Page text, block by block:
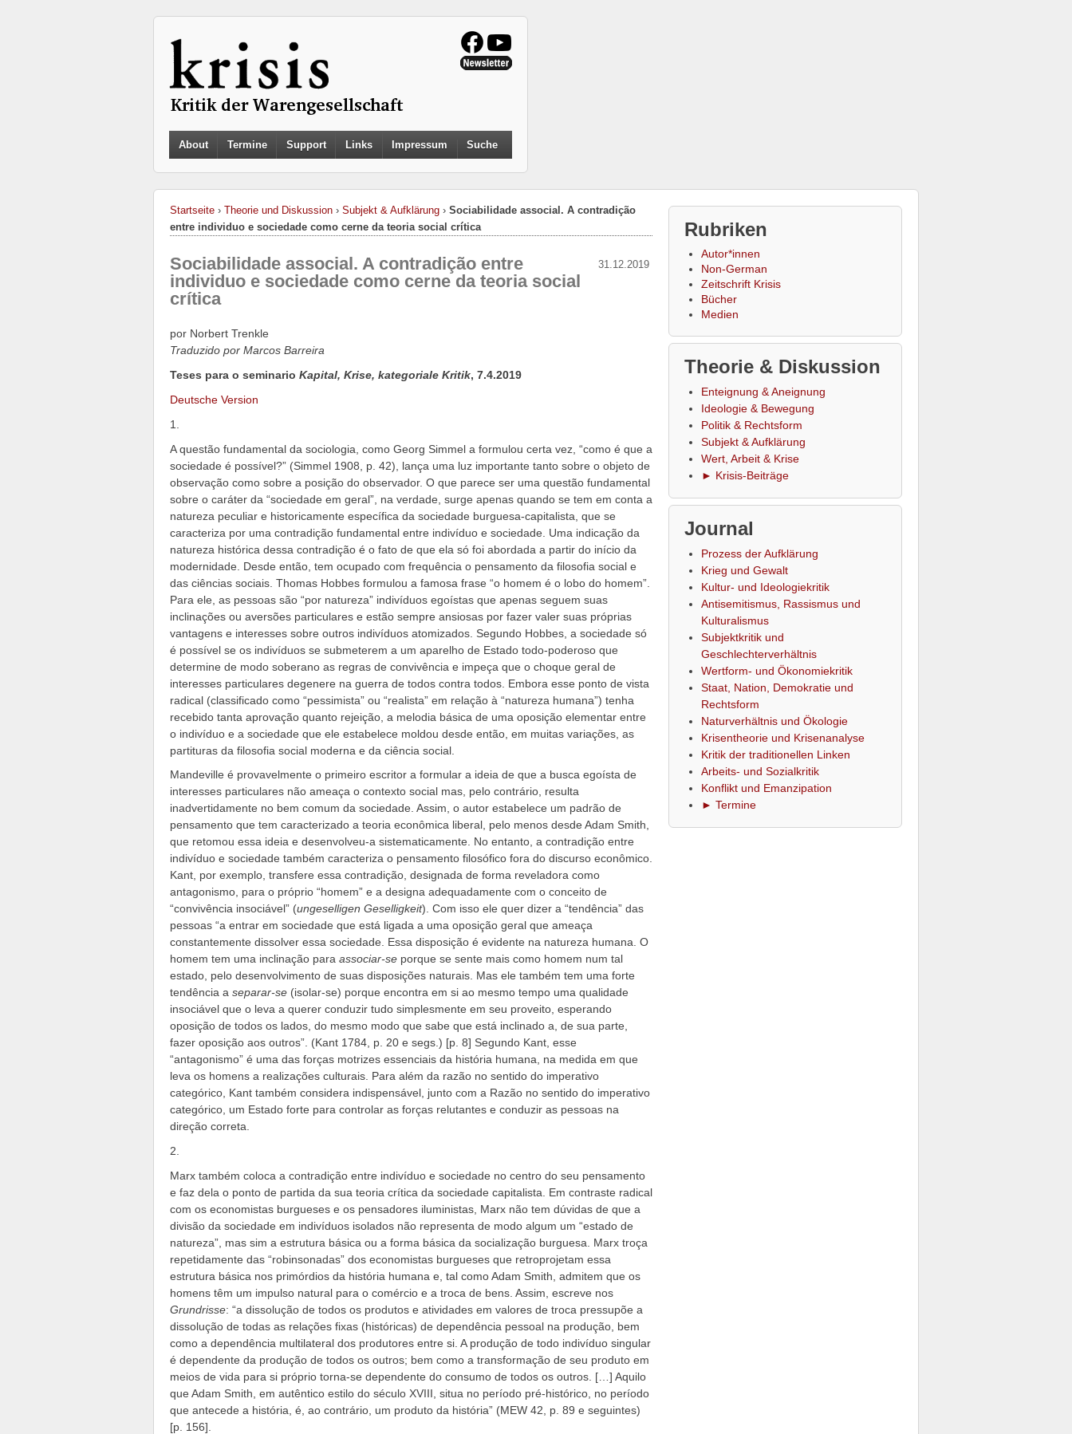
About Termine Support Links Impressum Suche
Startseite › Theorie und Diskussion › Subjekt & Aufklärung › Sociabilidade associal. A contradição
entre individuo e sociedade como cerne da teoria social crítica
31.12.2019
Sociabilidade associal. A contradição entre
individuo e sociedade como cerne da teoria social
crítica
por Norbert Trenkle
Traduzido por Marcos Barreira
Teses para o seminario Kapital, Krise, kategoriale Kritik, 7.4.2019
Deutsche Version
1.
A questão fundamental da sociologia, como Georg Simmel a formulou certa vez, “como é que a
sociedade é possível?” (Simmel 1908, p. 42), lança uma luz importante tanto sobre o objeto de
observação como sobre a posição do observador. O que parece ser uma questão fundamental
sobre o caráter da “sociedade em geral”, na verdade, surge apenas quando se tem em conta a
natureza peculiar e historicamente específica da sociedade burguesa-capitalista, que se
caracteriza por uma contradição fundamental entre indivíduo e sociedade. Uma indicação da
natureza histórica dessa contradição é o fato de que ela só foi abordada a partir do início da
modernidade. Desde então, tem ocupado com frequência o pensamento da filosofia social e
das ciências sociais. Thomas Hobbes formulou a famosa frase “o homem é o lobo do homem”.
Para ele, as pessoas são “por natureza” indivíduos egoístas que apenas seguem suas
inclinações ou aversões particulares e estão sempre ansiosas por fazer valer suas próprias
vantagens e interesses sobre outros indivíduos atomizados. Segundo Hobbes, a sociedade só
é possível se os indivíduos se submeterem a um aparelho de Estado todo-poderoso que
determine de modo soberano as regras de convivência e impeça que o choque geral de
interesses particulares degenere na guerra de todos contra todos. Embora esse ponto de vista
radical (classificado como “pessimista” ou “realista” em relação à “natureza humana”) tenha
recebido tanta aprovação quanto rejeição, a melodia básica de uma oposição elementar entre
o indivíduo e a sociedade que ele estabelece moldou desde então, em muitas variações, as
partituras da filosofia social moderna e da ciência social.
Mandeville é provavelmente o primeiro escritor a formular a ideia de que a busca egoísta de
interesses particulares não ameaça o contexto social mas, pelo contrário, resulta
inadvertidamente no bem comum da sociedade. Assim, o autor estabelece um padrão de
pensamento que tem caracterizado a teoria econômica liberal, pelo menos desde Adam Smith,
que retomou essa ideia e desenvolveu-a sistematicamente. No entanto, a contradição entre
indivíduo e sociedade também caracteriza o pensamento filosófico fora do discurso econômico.
Kant, por exemplo, transfere essa contradição, designada de forma reveladora como
antagonismo, para o próprio “homem” e a designa adequadamente com o conceito de
“convivência insociável” (ungeselligen Geselligkeit). Com isso ele quer dizer a “tendência” das
pessoas “a entrar em sociedade que está ligada a uma oposição geral que ameaça
constantemente dissolver essa sociedade. Essa disposição é evidente na natureza humana. O
homem tem uma inclinação para associar-se porque se sente mais como homem num tal
estado, pelo desenvolvimento de suas disposições naturais. Mas ele também tem uma forte
tendência a separar-se (isolar-se) porque encontra em si ao mesmo tempo uma qualidade
insociável que o leva a querer conduzir tudo simplesmente em seu proveito, esperando
oposição de todos os lados, do mesmo modo que sabe que está inclinado a, de sua parte,
fazer oposição aos outros”. (Kant 1784, p. 20 e segs.) [p. 8] Segundo Kant, esse
“antagonismo” é uma das forças motrizes essenciais da história humana, na medida em que
leva os homens a realizações culturais. Para além da razão no sentido do imperativo
categórico, Kant também considera indispensável, junto com a Razão no sentido do imperativo
categórico, um Estado forte para controlar as forças relutantes e conduzir as pessoas na
direção correta.
2.
Marx também coloca a contradição entre indivíduo e sociedade no centro do seu pensamento
e faz dela o ponto de partida da sua teoria crítica da sociedade capitalista. Em contraste radical
com os economistas burgueses e os pensadores iluministas, Marx não tem dúvidas de que a
divisão da sociedade em indivíduos isolados não representa de modo algum um “estado de
natureza”, mas sim a estrutura básica ou a forma básica da socialização burguesa. Marx troça
repetidamente das “robinsonadas” dos economistas burgueses que retroprojetam essa
estrutura básica nos primórdios da história humana e, tal como Adam Smith, admitem que os
homens têm um impulso natural para o comércio e a troca de bens. Assim, escreve nos
Grundrisse: “a dissolução de todos os produtos e atividades em valores de troca pressupõe a
dissolução de todas as relações fixas (históricas) de dependência pessoal na produção, bem
como a dependência multilateral dos produtores entre si. A produção de todo indivíduo singular
é dependente da produção de todos os outros; bem como a transformação de seu produto em
meios de vida para si próprio torna-se dependente do consumo de todos os outros. […] Aquilo
que Adam Smith, em autêntico estilo do século XVIII, situa no período pré-histórico, no período
que antecede a história, é, ao contrário, um produto da história” (MEW 42, p. 89 e seguintes)
[p. 156].
Rubriken
Autor*innen
Non-German
Zeitschrift Krisis
Bücher
Medien
Theorie & Diskussion
Enteignung & Aneignung
Ideologie & Bewegung
Politik & Rechtsform
Subjekt & Aufklärung
Wert, Arbeit & Krise
► Krisis-Beiträge
Journal
Prozess der Aufklärung
Krieg und Gewalt
Kultur- und Ideologiekritik
Antisemitismus, Rassismus und
Kulturalismus
Subjektkritik und
Geschlechterverhältnis
Wertform- und Ökonomiekritik
Staat, Nation, Demokratie und
Rechtsform
Naturverhältnis und Ökologie
Krisentheorie und Krisenanalyse
Kritik der traditionellen Linken
Arbeits- und Sozialkritik
Konflikt und Emanzipation
► Termine